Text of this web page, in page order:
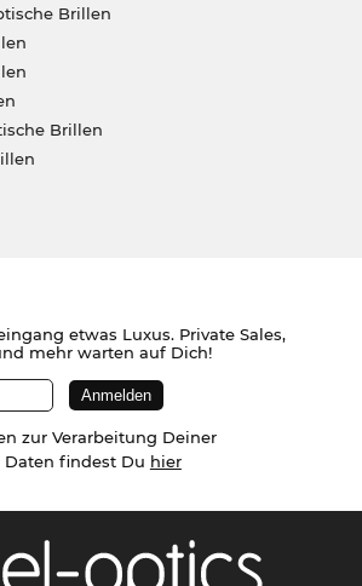
Brillen
Brillen
etwas Luxus. Private Sales,
mehr warten auf Dich!
zur Verarbeitung Deiner
Daten findest Du hier